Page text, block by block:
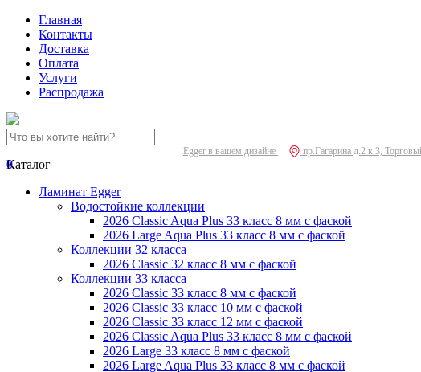
Главная
Контакты
Доставка
Оплата
Услуги
Распродажа
Egger в вашем дизайне пр.Гагарина д.2 к.3,
0
Каталог
Ламинат Egger
Водостойкие коллекции
2026 Classic Aqua Plus 33 класс 8 мм с фаской
2026 Large Aqua Plus 33 класс 8 мм с фаской
Коллекции 32 класса
2026 Classic 32 класс 8 мм с фаской
Коллекции 33 класса
2026 Classic 33 класс 8 мм с фаской
2026 Classic 33 класс 10 мм с фаской
2026 Classic 33 класс 12 мм с фаской
2026 Classic Aqua Plus 33 класс 8 мм с фаской
2026 Large 33 класс 8 мм с фаской
2026 Large Aqua Plus 33 класс 8 мм с фаской